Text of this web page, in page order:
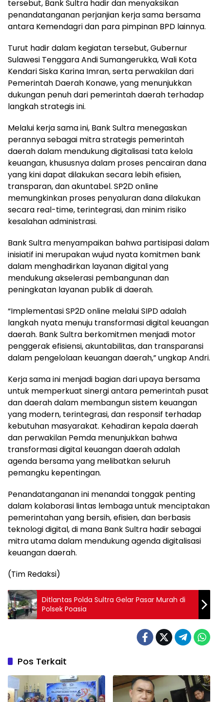
tersebut, Bank Sultra hadir dan menyaksikan
penandatanganan perjanjian kerja sama bersama
antara Kemendagri dan para pimpinan BPD lainnya.
Turut hadir dalam kegiatan tersebut, Gubernur
Sulawesi Tenggara Andi Sumangerukka, Wali Kota
Kendari Siska Karina Imran, serta perwakilan dari
Pemerintah Daerah Konawe, yang menunjukkan
dukungan penuh dari pemerintah daerah terhadap
langkah strategis ini.
Melalui kerja sama ini, Bank Sultra menegaskan
perannya sebagai mitra strategis pemerintah
daerah dalam mendukung digitalisasi tata kelola
keuangan, khususnya dalam proses pencairan dana
yang kini dapat dilakukan secara lebih efisien,
transparan, dan akuntabel. SP2D online
memungkinkan proses penyaluran dana dilakukan
secara real-time, terintegrasi, dan minim risiko
kesalahan administrasi.
Bank Sultra menyampaikan bahwa partisipasi dalam
inisiatif ini merupakan wujud nyata komitmen bank
dalam menghadirkan layanan digital yang
mendukung akselerasi pembangunan dan
peningkatan layanan publik di daerah.
“Implementasi SP2D online melalui SIPD adalah
langkah nyata menuju transformasi digital keuangan
daerah. Bank Sultra berkomitmen menjadi motor
penggerak efisiensi, akuntabilitas, dan transparansi
dalam pengelolaan keuangan daerah,” ungkap Andri.
Kerja sama ini menjadi bagian dari upaya bersama
untuk memperkuat sinergi antara pemerintah pusat
dan daerah dalam membangun sistem keuangan
yang modern, terintegrasi, dan responsif terhadap
kebutuhan masyarakat. Kehadiran kepala daerah
dan perwakilan Pemda menunjukkan bahwa
transformasi digital keuangan daerah adalah
agenda bersama yang melibatkan seluruh
pemangku kepentingan.
Penandatanganan ini menandai tonggak penting
dalam kolaborasi lintas lembaga untuk menciptakan
pemerintahan yang bersih, efisien, dan berbasis
teknologi digital, di mana Bank Sultra hadir sebagai
mitra utama dalam mendukung agenda digitalisasi
keuangan daerah.
(Tim Redaksi)
Ditlantas Polda Sultra Gelar Pasar Murah di
Polsek Poasia
Pos Terkait